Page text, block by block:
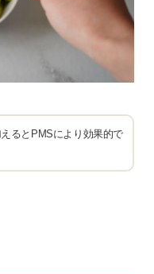
るとPMSにより効果的で